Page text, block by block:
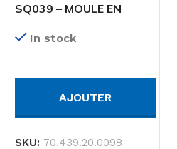
SQ039 – MOULE EN
120X36 MM H 28 MM
In stock
AJOUTER
SKU: 70.439.20.0098